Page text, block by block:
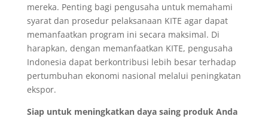
mereka. Penting bagi pengusaha untuk memahami
syarat dan prosedur pelaksanaan KITE agar dapat
memanfaatkan program ini secara maksimal. Di
harapkan, dengan memanfaatkan KITE, pengusaha
Indonesia dapat berkontribusi lebih besar terhadap
pertumbuhan ekonomi nasional melalui peningkatan
ekspor.
Siap untuk meningkatkan daya saing produk Anda